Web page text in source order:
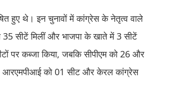
हुए थे। इन चुनावों में कांग्रेस के नेतृत्व वाले
सीटें मिलीं और भाजपा के खाते में 3 सीटें
पर कब्जा किया, जबकि सीपीएम को 26 और
आरएमपीआई को 01 सीट और केरल कांग्रेस